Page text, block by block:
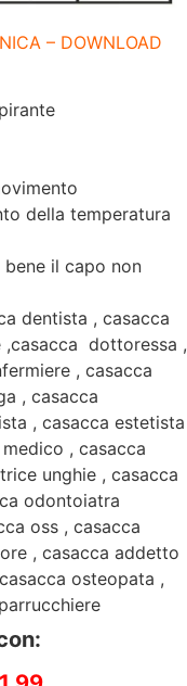
– DOWNLOAD
della temperatura
il capo non
dentista , casacca
dottoressa ,
, casacca
, casacca
, casacca estetista
, casacca
unghie , casacca
odontoiatra
oss , casacca
, casacca addetto
osteopata ,